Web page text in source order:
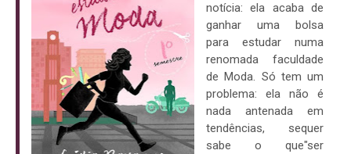
notícia: ela acaba de
ganhar uma bolsa
para estudar numa
renomada faculdade
de Moda. Só tem um
problema: ela não é
nada antenada em
tendências, sequer
sabe o que"ser